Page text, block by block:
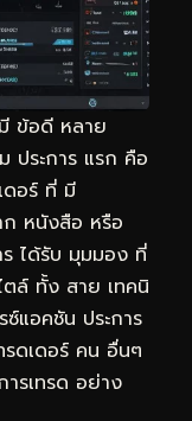
มี ข้อดี หลาย
ประการ แรก คือ
ดอร์ ที่ มี
ก หนังสือ หรือ
ได้รับ มุมมอง ที่
ล์ ทั้ง สาย เทคนิ
แอคชัน ประการ
ดเดอร์ คน อื่นๆ
รเทรด อย่าง